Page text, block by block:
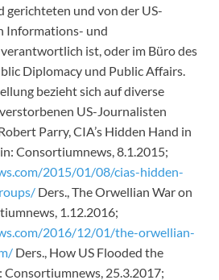
gerichteten und von der US-
Informations- und
ist, oder im Büro des
Diplomacy und Public Affairs.
bezieht sich auf diverse
US-Journalisten
Parry, CIA’s Hidden Hand in
Consortiumnews, 8.1.2015;
2015/01/08/cias-hidden-
Ders., The Orwellian War on
1.12.2016;
2016/12/01/the-orwellian-
Ders., How US Flooded the
25.3.2017;